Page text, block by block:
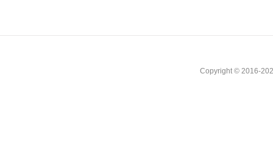
Copyright © 2016-